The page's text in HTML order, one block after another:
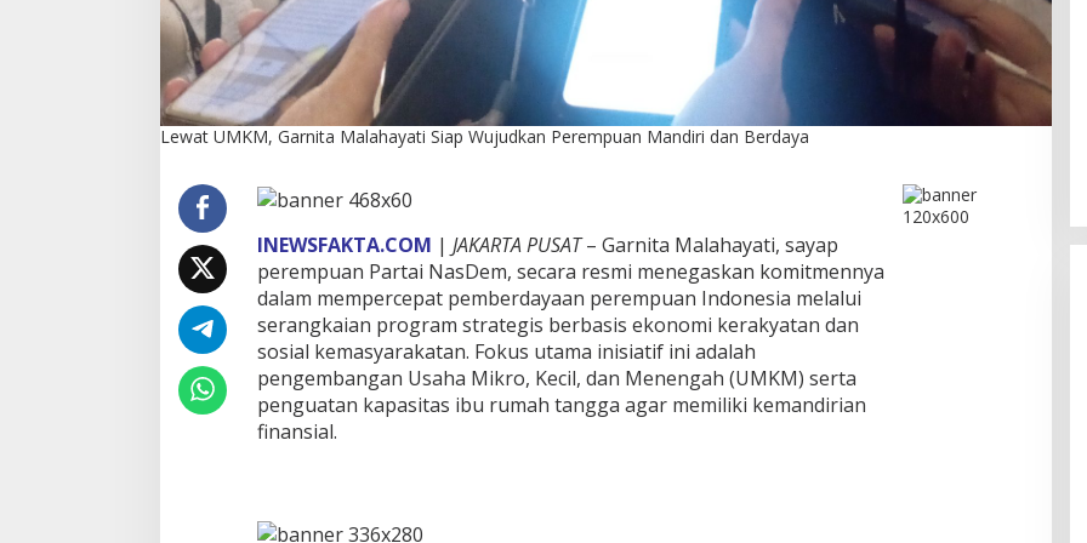
P
e
e
m
a
n
M
a
n
d
r
i
d
a
d
Lewat UMKM, Garnita Malahayati Siap Wujudkan Perempuan Mandiri dan Berdaya
INEWSFAKTA.COM | JAKARTA PUSAT– Garnita Malahayati, sayap
perempuan Partai NasDem, secara resmi menegaskan komitmennya
dalam mempercepat pemberdayaan perempuan Indonesia melalui
serangkaian program strategis berbasis ekonomi kerakyatan dan
sosial kemasyarakatan. Fokus utama inisiatif ini adalah
pengembangan Usaha Mikro, Kecil, dan Menengah (UMKM) serta
penguatan kapasitas ibu rumah tangga agar memiliki kemandirian
finansial.
DPC PPP Jakarta Utara Gelar
Ta’aruf / Silaturahmi dan
Penyerahan SK Pengurus Baru,
Fokus Konsolidasi Jelang
Musancab 13 September 2026